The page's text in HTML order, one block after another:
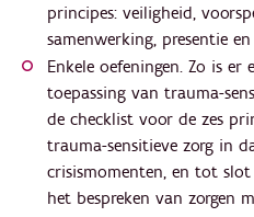
principes: veiligheid,
samenwerking, presentie
Enkele oefeningen. Zo is
toepassing van trauma-
de checklist voor de zes
trauma-sensitieve zorg in
crisismomenten, en tot
het bespreken van zorgen